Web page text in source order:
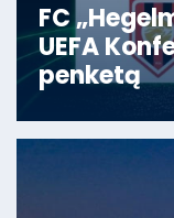
FC
UEFA
penketą